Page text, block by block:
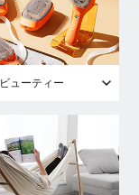
ビューティー